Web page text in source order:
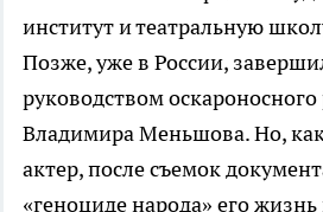
институт и театральную
Позже, уже в России,
руководством оскароносного
Владимира Меньшова. Но,
актер, после съемок
«геноциде народа» его